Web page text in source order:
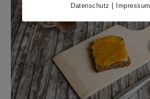
Datenschutz | Impressum